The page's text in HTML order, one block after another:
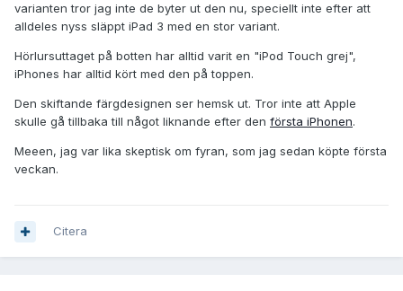
varianten tror jag inte de byter ut den nu, speciellt inte efter att
alldeles nyss släppt iPad 3 med en stor variant.
Hörlursuttaget på botten har alltid varit en "iPod Touch grej",
iPhones har alltid kört med den på toppen.
Den skiftande färgdesignen ser hemsk ut. Tror inte att Apple
skulle gå tillbaka till något liknande efter den första iPhonen.
Meeen, jag var lika skeptisk om fyran, som jag sedan köpte första
veckan.
Citera